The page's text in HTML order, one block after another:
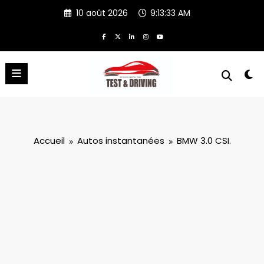
10 août 2026 9:13:33 AM
Accueil Autos instantanées BMW 3.0 CSI.